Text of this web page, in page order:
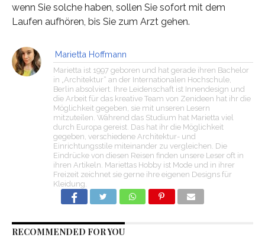
wenn Sie solche haben, sollen Sie sofort mit dem
Laufen aufhören, bis Sie zum Arzt gehen.
Marietta Hoffmann
Marietta ist 1997 geboren und hat gerade ihren Bachelor
in „Architektur“ an der Internationalen Hochschule,
Berlin absolviert. Ihre Leidenschaft ist Innendesign und
die Arbeit für das kreative Team von Zenideen hat ihr die
Möglichkeit gegeben, sie mit unseren Lesern
mitzuteilen. Während das Studium hat Marietta viel
durch Europa gereist. Das hat ihr die Möglichkeit
gegeben, verschiedene Architektur- und
Einrichtungsstile miteinander zu vergleichen. Die
Eindrücke von diesen Reisen finden unsere Leser oft in
ihren Artikeln. Mariettas Hobby ist Mode und in ihrer
Freizeit zeichnet sie gerne ihre eigenen Designs für
Kleidung.
RECOMMENDED FOR YOU